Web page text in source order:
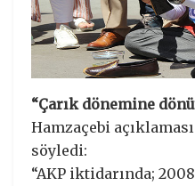
“Çarık dönemine
Hamzaçebi
söyledi:
“AKP iktidarında;